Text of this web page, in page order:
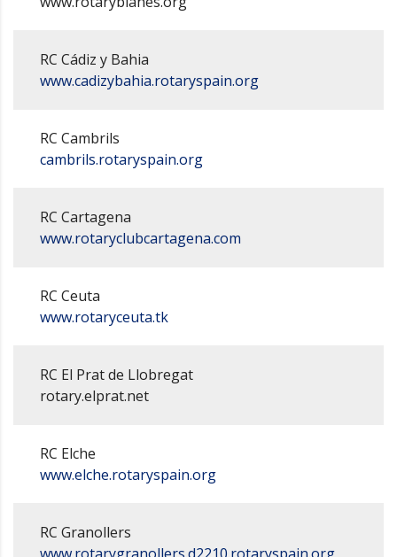
RC Cádiz y Bahia
www.cadizybahia.rotaryspain.org
RC Cambrils
cambrils.rotaryspain.org
RC Cartagena
www.rotaryclubcartagena.com
RC Ceuta
www.rotaryceuta.tk
RC El Prat de Llobregat
rotary.elprat.net
RC Elche
www.elche.rotaryspain.org
RC Granollers